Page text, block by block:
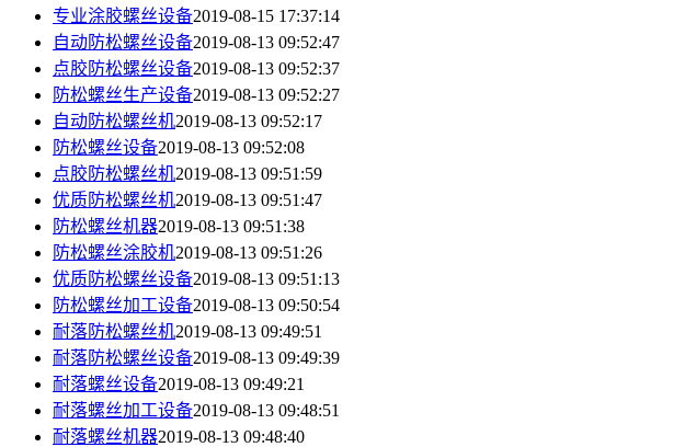
专业涂胶螺丝设备2019-08-15 17:37:14
自动防松螺丝设备2019-08-13 09:52:47
点胶防松螺丝设备2019-08-13 09:52:37
防松螺丝生产设备2019-08-13 09:52:27
自动防松螺丝机2019-08-13 09:52:17
防松螺丝设备2019-08-13 09:52:08
点胶防松螺丝机2019-08-13 09:51:59
优质防松螺丝机2019-08-13 09:51:47
防松螺丝机器2019-08-13 09:51:38
防松螺丝涂胶机2019-08-13 09:51:26
优质防松螺丝设备2019-08-13 09:51:13
防松螺丝加工设备2019-08-13 09:50:54
耐落防松螺丝机2019-08-13 09:49:51
耐落防松螺丝设备2019-08-13 09:49:39
耐落螺丝设备2019-08-13 09:49:21
耐落螺丝加工设备2019-08-13 09:48:51
耐落螺丝机器2019-08-13 09:48:40